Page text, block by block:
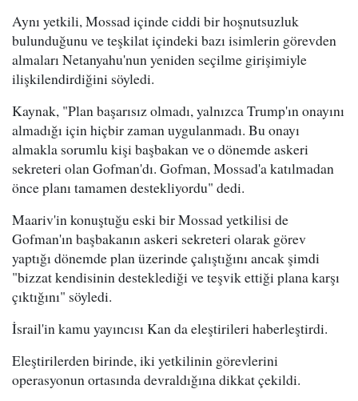
Aynı yetkili, Mossad içinde ciddi bir hoşnutsuzluk
bulunduğunu ve teşkilat içindeki bazı isimlerin görevden
almaları Netanyahu'nun yeniden seçilme girişimiyle
ilişkilendirdiğini söyledi.
Kaynak, "Plan başarısız olmadı, yalnızca Trump'ın onayını
almadığı için hiçbir zaman uygulanmadı. Bu onayı
almakla sorumlu kişi başbakan ve o dönemde askeri
sekreteri olan Gofman'dı. Gofman, Mossad'a katılmadan
önce planı tamamen destekliyordu" dedi.
Maariv'in konuştuğu eski bir Mossad yetkilisi de
Gofman'ın başbakanın askeri sekreteri olarak görev
yaptığı dönemde plan üzerinde çalıştığını ancak şimdi
"bizzat kendisinin desteklediği ve teşvik ettiği plana karşı
çıktığını" söyledi.
İsrail'in kamu yayıncısı Kan da eleştirileri haberleştirdi.
Eleştirilerden birinde, iki yetkilinin görevlerini
operasyonun ortasında devraldığına dikkat çekildi.